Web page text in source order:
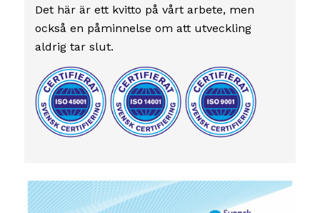
Det här är ett kvitto på vårt arbete, men
också en påminnelse om att utveckling
aldrig tar slut.